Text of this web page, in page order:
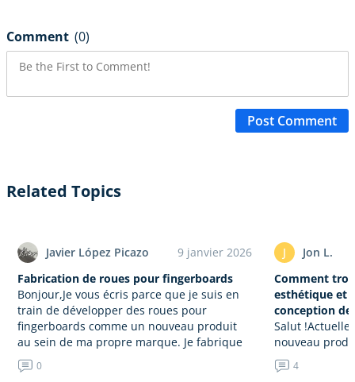
Comment (0)
Post Comment
Related Topics
Javier López Picazo
9 janvier 2026
Fabrication de roues pour fingerboards
Bonjour,Je vous écris parce que je suis en
train de développer des roues pour
fingerboards comme un nouveau produit
au sein de ma propre marque. Je fabrique
professionnellement des plateaux…
0
J
Jon L.
Comment
esthétique et
conception
Salut
nouveau
public, plus
domestique
4